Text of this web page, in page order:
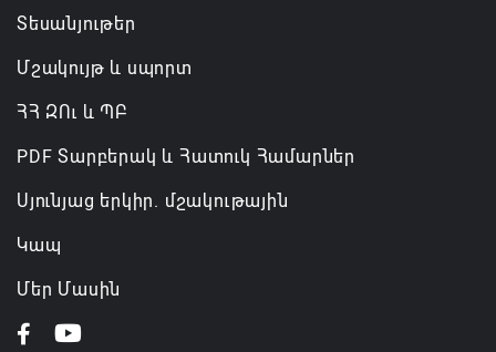
Տեսանյութեր
Մշակույթ և սպորտ
ՀՀ ԶՈւ և ՊԲ
PDF Տարբերակ և Հատուկ Համարներ
Սյունյաց երկիր. մշակութային
Կապ
Մեր Մասին